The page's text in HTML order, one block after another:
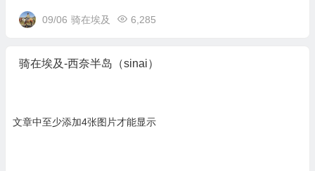
09/06 骑在埃及 6,285
骑在埃及-西奈半岛（sinai）
文章中至少添加4张图片才能显示